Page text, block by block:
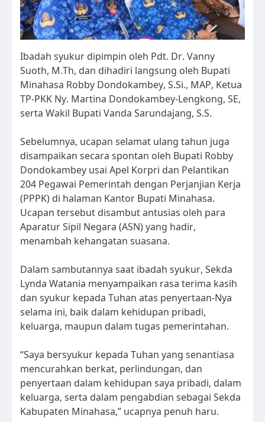
Ibadah syukur dipimpin oleh Pdt. Dr. Vanny
Suoth, M.Th, dan dihadiri langsung oleh Bupati
Minahasa Robby Dondokambey, S.Si., MAP, Ketua
TP-PKK Ny. Martina Dondokambey-Lengkong, SE,
serta Wakil Bupati Vanda Sarundajang, S.S.
Sebelumnya, ucapan selamat ulang tahun juga
disampaikan secara spontan oleh Bupati Robby
Dondokambey usai Apel Korpri dan Pelantikan
204 Pegawai Pemerintah dengan Perjanjian Kerja
(PPPK) di halaman Kantor Bupati Minahasa.
Ucapan tersebut disambut antusias oleh para
Aparatur Sipil Negara (ASN) yang hadir,
menambah kehangatan suasana.
Dalam sambutannya saat ibadah syukur, Sekda
Lynda Watania menyampaikan rasa terima kasih
dan syukur kepada Tuhan atas penyertaan-Nya
selama ini, baik dalam kehidupan pribadi,
keluarga, maupun dalam tugas pemerintahan.
“Saya bersyukur kepada Tuhan yang senantiasa
mencurahkan berkat, perlindungan, dan
penyertaan dalam kehidupan saya pribadi, dalam
keluarga, serta dalam pengabdian sebagai Sekda
Kabupaten Minahasa,” ucapnya penuh haru.